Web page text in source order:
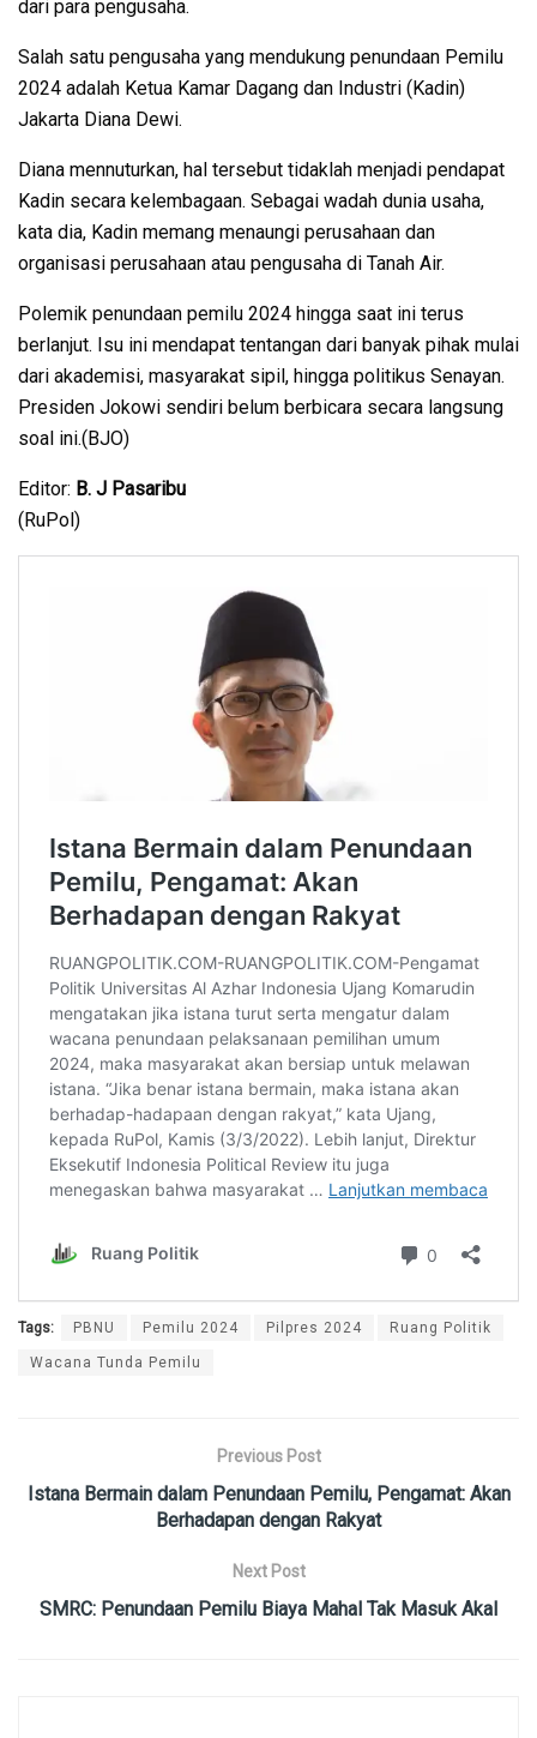
dari para pengusaha.
Salah satu pengusaha yang mendukung penundaan Pemilu
2024 adalah Ketua Kamar Dagang dan Industri (Kadin)
Jakarta Diana Dewi.
Diana mennuturkan, hal tersebut tidaklah menjadi pendapat
Kadin secara kelembagaan. Sebagai wadah dunia usaha,
kata dia, Kadin memang menaungi perusahaan dan
organisasi perusahaan atau pengusaha di Tanah Air.
Polemik penundaan pemilu 2024 hingga saat ini terus
berlanjut. Isu ini mendapat tentangan dari banyak pihak mulai
dari akademisi, masyarakat sipil, hingga politikus Senayan.
Presiden Jokowi sendiri belum berbicara secara langsung
soal ini.(BJO)
Editor: B. J Pasaribu
(RuPol)
Tags: PBNU Pemilu 2024 Pilpres 2024 Ruang Politik
Wacana Tunda Pemilu
Previous Post
Istana Bermain dalam Penundaan Pemilu, Pengamat: Akan
Berhadapan dengan Rakyat
Next Post
SMRC: Penundaan Pemilu Biaya Mahal Tak Masuk Akal